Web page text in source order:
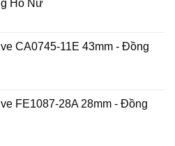
Hồ Nữ
CA0745-11E 43mm - Đồng
FE1087-28A 28mm - Đồng